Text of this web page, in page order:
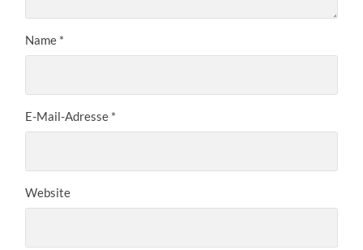
Name *
E-Mail-Adresse *
Website